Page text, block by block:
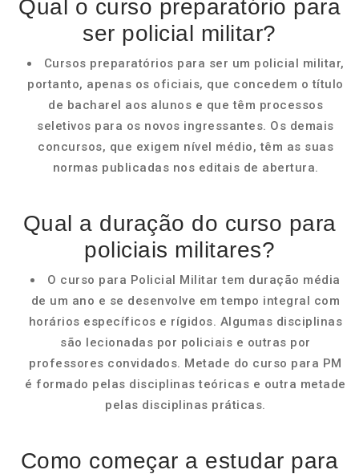
Qual o curso preparatório para
ser policial militar?
Cursos preparatórios para ser um policial militar,
portanto, apenas os oficiais, que concedem o título
de bacharel aos alunos e que têm processos
seletivos para os novos ingressantes. Os demais
concursos, que exigem nível médio, têm as suas
normas publicadas nos editais de abertura.
Qual a duração do curso para
policiais militares?
O curso para Policial Militar tem duração média
de um ano e se desenvolve em tempo integral com
horários específicos e rígidos. Algumas disciplinas
são lecionadas por policiais e outras por
professores convidados. Metade do curso para PM
é formado pelas disciplinas teóricas e outra metade
pelas disciplinas práticas.
Como começar a estudar para